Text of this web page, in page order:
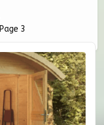
Page 3